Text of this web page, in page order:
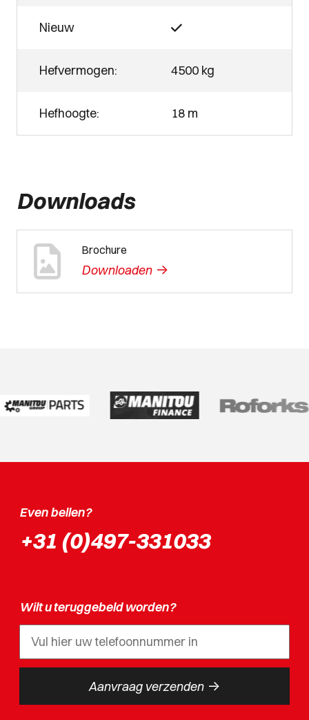
Nieuw
Hefvermogen: 4500 kg
Hefhoogte: 18 m
Downloads
Brochure
Downloaden ->
Even bellen?
+31 (0)497-331033
Wilt u teruggebeld worden?
Aanvraag verzenden ->